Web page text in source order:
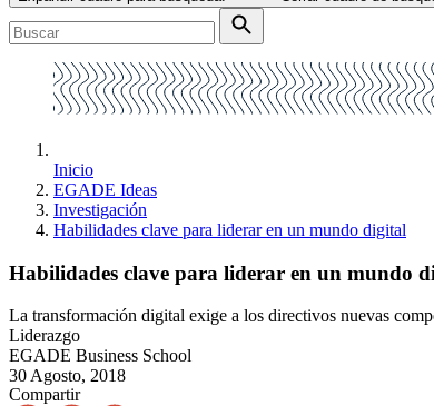
Inicio
EGADE Ideas
Investigación
Habilidades clave para liderar en un mundo digital
Habilidades clave para liderar en un mundo
La transformación digital exige a los directivos nuevas
Liderazgo
EGADE Business School
30 Agosto, 2018
Compartir